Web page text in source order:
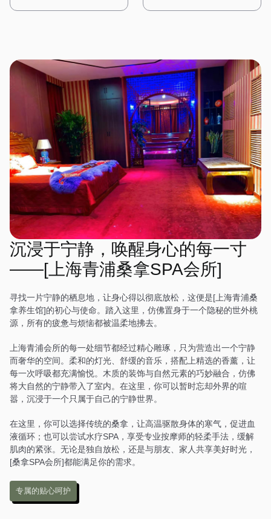
床和私人浴缸，每个房间都
经过精心设计，搭配简洁的
装饰和舒适的布艺，营造出
一种温馨而舒适的感觉。
在这里，简约的设计风格与
高端的设施设备相结合，为
顾客提供了一个时尚而舒适
的放松空间。
朴与宁静。 水疗区域则配
都充满了自然的气息，每一
次放松都是一场与大自然的
亲密对话。
装饰线条，展现出一种神秘
桑拿房被设计成半圆形，天
花板上装饰着星空灯，让人
在享受桑拿时仿佛置身于星
空之下。水疗区域则配备了
舒适的按摩床和私人浴缸，
每个房间都经过精心布置，
搭配星空主题的装饰，营造
出一种浪漫而宁静的感觉。
在这里，每一次放松都是一
场星空下的梦境之旅。
人仿佛穿越回了古代的宫
的中式灯具，营造出一种庄
重而典雅的氛围。 会所内
部的装修以木质为主，搭配
传统的中式图案，展现出一
种古朴与自然之美。墙壁上
挂着中国山水画，角落里摆
放着古筝和茶具，空气中弥
漫着淡淡的茶香，让人感受
到东方文化的深厚底蕴。
桑拿房采用传统的中式风
格，搭配木质的装饰和榻榻
米，让人在享受桑拿的同
时，也能感受到古典的宁
静。水疗区域则配备了舒适
的按摩床和私人浴缸，每个
房间都经过精心布置，搭配
中式风格的装饰，营造出一
种温馨而舒适的感觉。在这
里，每一次放松都是一场诗
意的旅行。
沉浸于宁静，唤醒身心的每一寸
——[上海青浦桑拿SPA会所]
寻找一片宁静的栖息地，让身心得以彻底放松，这便是[上海青浦桑
拿养生馆]的初心与使命。踏入这里，仿佛置身于一个隐秘的世外桃
源，所有的疲惫与烦恼都被温柔地拂去。
上海青浦会所的每一处细节都经过精心雕琢，只为营造出一个宁静
而奢华的空间。柔和的灯光、舒缓的音乐，搭配上精选的香薰，让
每一次呼吸都充满愉悦。木质的装饰与自然元素的巧妙融合，仿佛
将大自然的宁静带入了室内。在这里，你可以暂时忘却外界的喧
嚣，沉浸于一个只属于自己的宁静世界。
在这里，你可以选择传统的桑拿，让高温驱散身体的寒气，促进血
液循环；也可以尝试水疗SPA，享受专业按摩师的轻柔手法，缓解
肌肉的紧张。无论是独自放松，还是与朋友、家人共享美好时光，
[桑拿SPA会所]都能满足你的需求。
专属的贴心呵护